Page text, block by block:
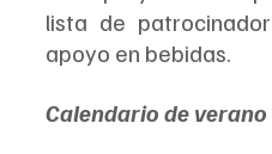
lista de
apoyo en bebidas.
Calendario de